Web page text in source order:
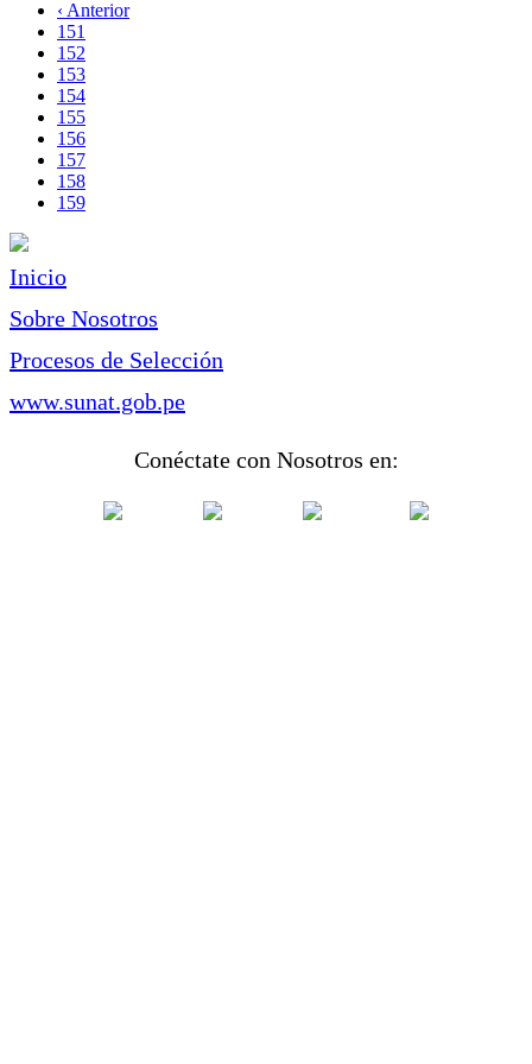
Paginación
página
Página
anterior
‹ Anterior
Page
151
Page
152
Page
153
Page
154
Page
155
Page
156
Page
157
Page
158
Página
159
Inicio
Sobre Nosotros
Procesos de Selección
www.sunat.gob.pe
Conéctate con Nosotros en: